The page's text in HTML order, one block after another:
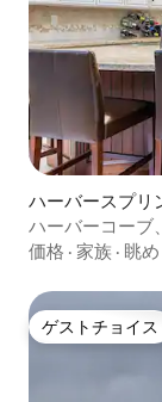
ハーバースプリ
ハーバーコーブ
ベートビービーチ
価格 · 家族 · 眺め
ゲストチョイス
ゲストチョイス